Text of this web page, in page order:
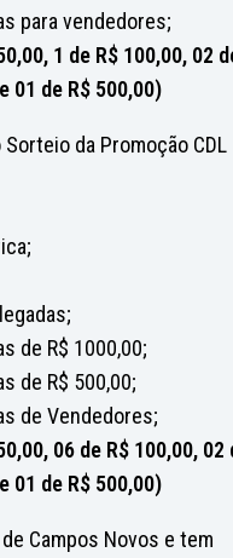
para vendedores;
1 de R$ 100,00, 02
01 de R$ 500,00)
da Promoção CDL
de R$ 1000,00;
de R$ 500,00;
de Vendedores;
06 de R$ 100,00, 02
01 de R$ 500,00)
Campos Novos e tem